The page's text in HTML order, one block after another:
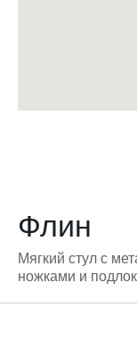
Флин
Мягкий стул с
ножками и